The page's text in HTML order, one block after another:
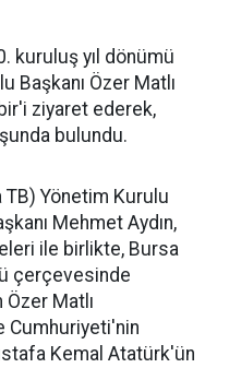
kuruluş yıl dönümü
Başkanı Özer Matlı
ziyaret ederek,
bulundu.
Yönetim Kurulu
Mehmet Aydın,
ile birlikte, Bursa
çerçevesinde
Matlı
Cumhuriyeti'nin
Kemal Atatürk'ün